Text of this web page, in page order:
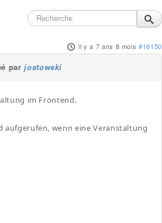
il y a 7 ans 8 mois #16150
parjostowski
im Frontend.
aufgerufen, wenn eine Veranstaltung